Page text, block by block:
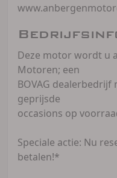
Deze motor wordt u
Motoren; een
BOVAG dealerbedrijf
geprijsde
occasions op
Speciale actie: Nu
betalen!*